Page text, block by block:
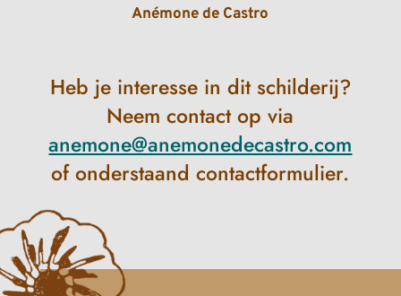
Anémone de Castro
Heb je interesse in dit schilderij?
Neem contact op via
anemone@anemonedecastro.com
of onderstaand contactformulier.